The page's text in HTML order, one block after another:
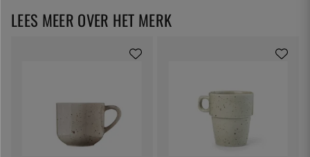
LEES MEER OVER HET MERK